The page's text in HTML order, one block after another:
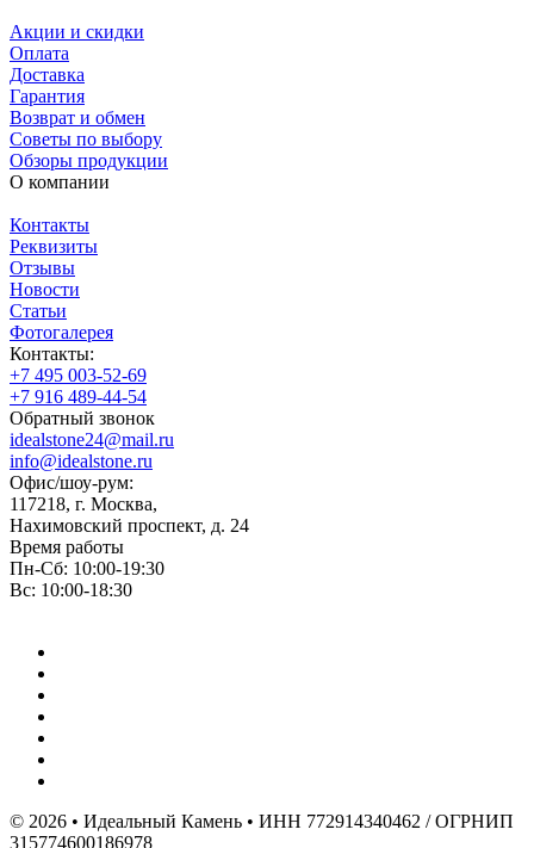
Акции и скидки
Оплата
Доставка
Гарантия
Возврат и обмен
Советы по выбору
Обзоры продукции
О компании
Контакты
Реквизиты
Отзывы
Новости
Статьи
Фотогалерея
Контакты:
+7 495 003-52-69
+7 916 489-44-54
Обратный звонок
idealstone24@mail.ru
info@idealstone.ru
Офис/шоу-рум:
117218, г. Москва,
Нахимовский проспект, д. 24
Время работы
Пн-Сб: 10:00-19:30
Вс: 10:00-18:30
© 2026 • Идеальный Камень • ИНН 772914340462 / ОГРНИП
315774600186978